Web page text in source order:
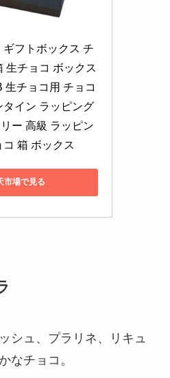
フトボックス チ
生チョコ ボックス
生チョコ用 チョコ
タイン ラッピング
ー 高級 ラッピン
箱 ボックス
市場で見る
シュ、プラリネ、リキュ
なチョコ。